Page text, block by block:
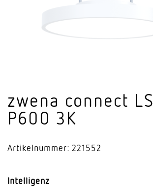
zwena connect LS
P600 3K
Artikelnummer: 221552
Intelligenz